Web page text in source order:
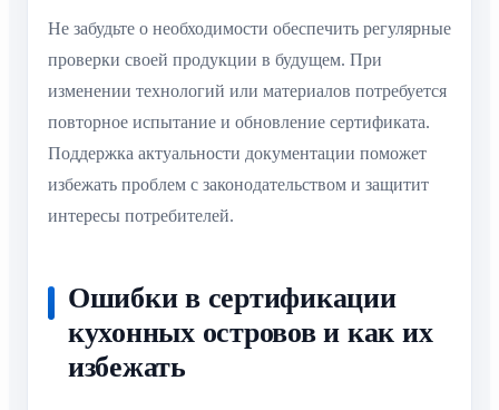
Не забудьте о необходимости обеспечить регулярные
проверки своей продукции в будущем. При
изменении технологий или материалов потребуется
повторное испытание и обновление сертификата.
Поддержка актуальности документации поможет
избежать проблем с законодательством и защитит
интересы потребителей.
Ошибки в сертификации
кухонных островов и как их
избежать